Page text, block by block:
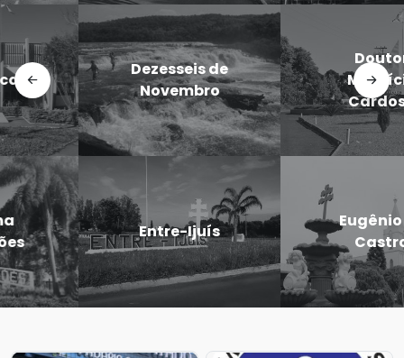
Dezesseis de
Novembro
Doutor
Maurício
Cardoso
Entre-Ijuís
Eugênio de
Castro